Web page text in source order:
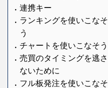
連携キー
ランキングを使いこなそ
う
チャートを使いこなそう
売買のタイミングを逃さ
ないために
フル板発注を使いこなそ